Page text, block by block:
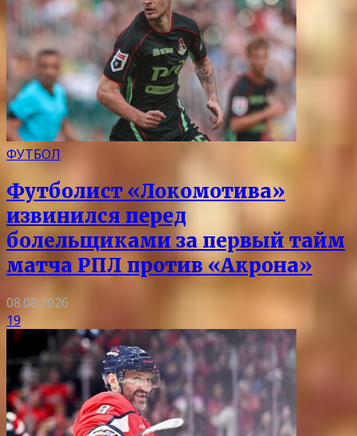
ФУТБОЛ
Футболист «Локомотива»
извинился перед
болельщиками за первый тайм
матча РПЛ против «Акрона»
08.08.2026
19